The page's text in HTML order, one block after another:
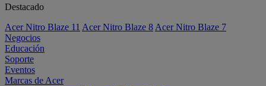
Destacado
Acer Nitro Blaze 11 Acer Nitro Blaze 8 Acer Nitro Blaze 7
Negocios
Educación
Soporte
Eventos
Marcas de Acer